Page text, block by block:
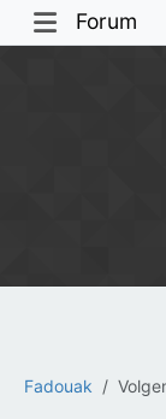
Forum
Fadouak